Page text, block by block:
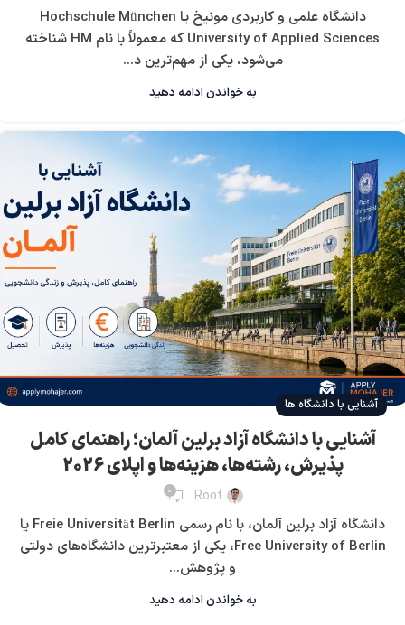
دانشگاه علمی و کاربردی مونیخ یا Hochschule München
University of Applied Sciences که معمولاً با نام HM شناخته
می‌شود، یکی از مهم‌ترین د...
به خواندن ادامه دهید
آشنایی با دانشگاه ها
آشنایی با دانشگاه آزاد برلین آلمان؛ راهنمای کامل
پذیرش، رشته‌ها، هزینه‌ها و اپلای 2026
Root
0
دانشگاه آزاد برلین آلمان، با نام رسمی Freie Universität Berlin یا
Free University of Berlin، یکی از معتبرترین دانشگاه‌های دولتی
و پژوهش...
به خواندن ادامه دهید